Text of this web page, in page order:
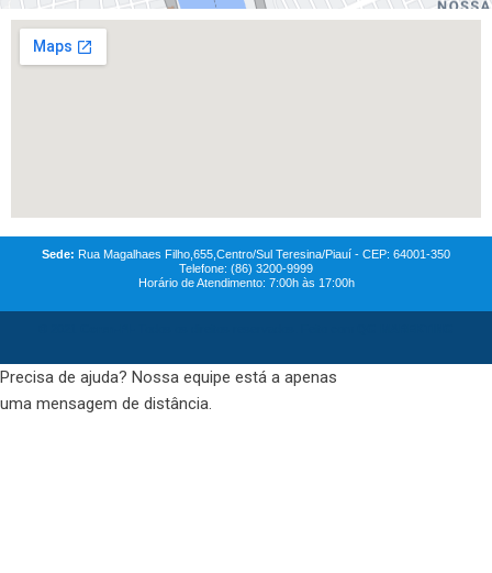
Sede: Rua Magalhaes Filho,655,Centro/Sul Teresina/Piauí - CEP: 64001-350
Telefone: (86) 3200-9999
Horário de Atendimento: 7:00h às 17:00h
Precisa de ajuda? Nossa equipe está a apenas
uma mensagem de distância.